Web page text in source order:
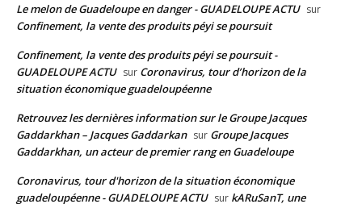
Le melon de Guadeloupe en danger - GUADELOUPE ACTU sur
Confinement, la vente des produits péyi se poursuit
Confinement, la vente des produits péyi se poursuit -
GUADELOUPE ACTU sur Coronavirus, tour d’horizon de la
situation économique guadeloupéenne
Retrouvez les dernières information sur le Groupe Jacques
Gaddarkhan – Jacques Gaddarkan sur Groupe Jacques
Gaddarkhan, un acteur de premier rang en Guadeloupe
Coronavirus, tour d'horizon de la situation économique
guadeloupéenne - GUADELOUPE ACTU sur kARuSanT, une